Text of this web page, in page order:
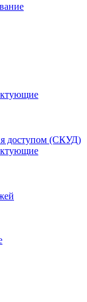
доступом (СКУД)